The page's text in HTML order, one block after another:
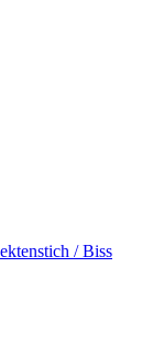
/ Biss